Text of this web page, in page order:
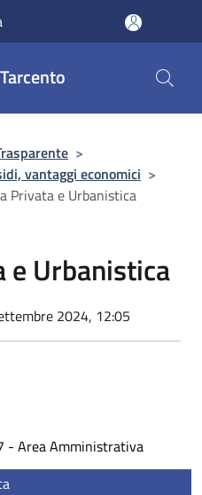
>
vantaggi economici >
Privata e Urbanistica
e Urbanistica
2024, 12:05
- Area Amministrativa